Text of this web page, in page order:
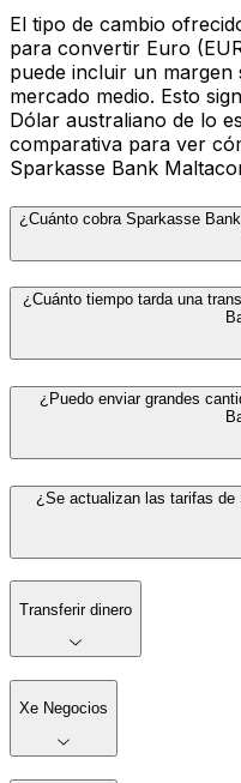
El tipo de cambio
para convertir Euro
puede incluir un
mercado medio. Esto
Dólar australiano de lo
comparativa para ver
Sparkasse Bank
¿Cuánto cobra Sparkasse
¿Cuánto tiempo tarda una
¿Puedo enviar grandes
¿Se actualizan las tarifas
Transferir dinero
Xe Negocios